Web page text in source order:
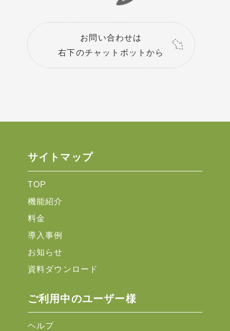
お問い合わせは
右下のチャットボットから
サイトマップ
TOP
機能紹介
料金
導入事例
お知らせ
資料ダウンロード
ご利用中のユーザー様
ヘルプ